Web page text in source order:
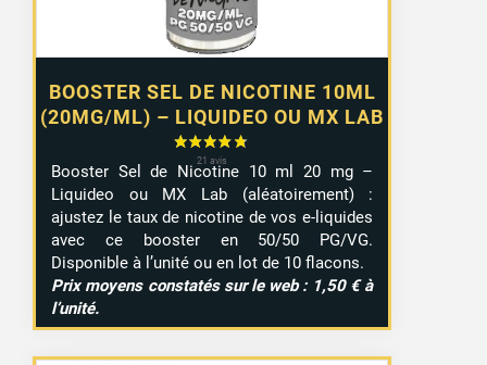
BOOSTER SEL DE NICOTINE 10ML
(20MG/ML) – LIQUIDEO OU MX LAB
Booster Sel de Nicotine 10 ml 20 mg –
Liquideo ou MX Lab (aléatoirement) :
ajustez le taux de nicotine de vos e-liquides
avec ce booster en 50/50 PG/VG.
Disponible à l’unité ou en lot de 10 flacons.
Prix moyens constatés sur le web : 1,50 € à
l’unité.